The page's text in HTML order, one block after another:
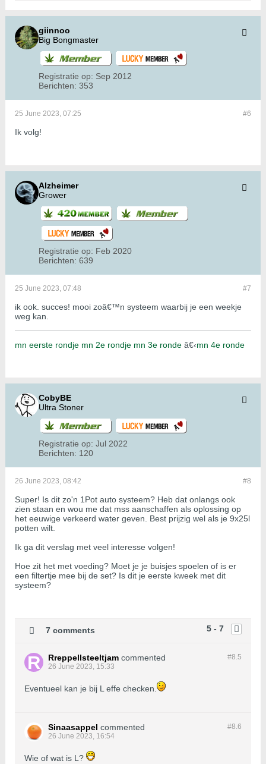
giinnoo
Big Bongmaster
Registratie op: Sep 2012
Berichten: 353
#6
25 June 2023, 07:25
Ik volg!
Alzheimer
Grower
Registratie op: Feb 2020
Berichten: 639
#7
25 June 2023, 07:48
ik ook. succes! mooi zoâ€™n systeem waarbij je een weekje
weg kan.
mn eerste rondje mn 2e rondje mn 3e ronde â€‹mn 4e ronde
CobyBE
Ultra Stoner
Registratie op: Jul 2022
Berichten: 120
#8
26 June 2023, 08:42
Super! Is dit zo'n 1Pot auto systeem? Heb dat onlangs ook
zien staan en wou me dat mss aanschaffen als oplossing op
het eeuwige verkeerd water geven. Best prijzig wel als je 9x25l
potten wilt.
Ik ga dit verslag met veel interesse volgen!
Hoe zit het met voeding? Moet je je buisjes spoelen of is er
een filtertje mee bij de set? Is dit je eerste kweek met dit
systeem?
5 - 7
7 comments
#8.5
Rreppellsteeltjam commented
26 June 2023, 15:33
Eventueel kan je bij L effe checken.
#8.6
Sinaasappel commented
26 June 2023, 16:54
Wie of wat is L?